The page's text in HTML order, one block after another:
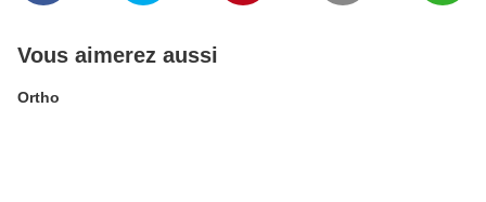
Vous aimerez aussi
Ortho